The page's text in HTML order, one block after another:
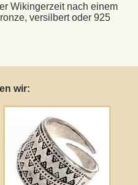
Wikingerzeit nach einem
versilbert oder 925
wir: